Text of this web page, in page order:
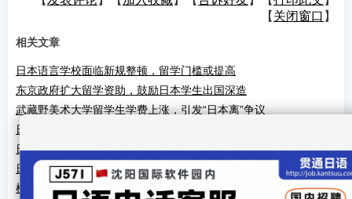
【 关闭窗口 】
相关文章
日本语言学校面临新规整顿，留学门槛或提高
东京政府扩大留学资助，鼓励日本学生出国深造
武藏野美术大学留学生学费上涨，引发“日本离”争议
日本语言学校面临严格审查，留学门槛或提高
日本大学与美国高校深化合作，扩大交换留学机会
日本国际学校热潮，吸引更多本地和国际学生
横滨市推出新奖学金，支持短期留学项目